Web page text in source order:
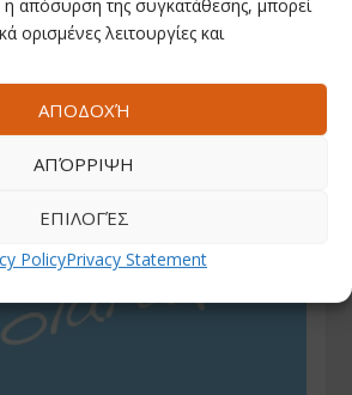
απόσυρση της συγκατάθεσης, μπορεί
ορισμένες λειτουργίες και
ΑΠΟΔΟΧΉ
ΑΠΌΡΡΙΨΗ
ΕΠΙΛΟΓΈΣ
PolicyPrivacy Statement